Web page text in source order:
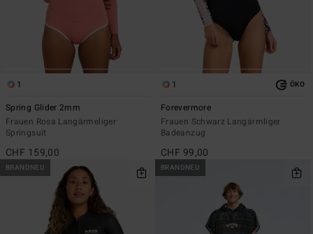
1
Spring Glider 2mm
Frauen Rosa Langärmeliger
Springsuit
CHF 159,00
1 ÖKO
Forevermore
Frauen Schwarz Langärmliger
Badeanzug
CHF 99,00
BRANDNEU BRANDNEU